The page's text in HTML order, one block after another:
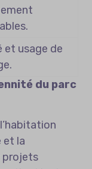
et usage de
du parc
et la
projets